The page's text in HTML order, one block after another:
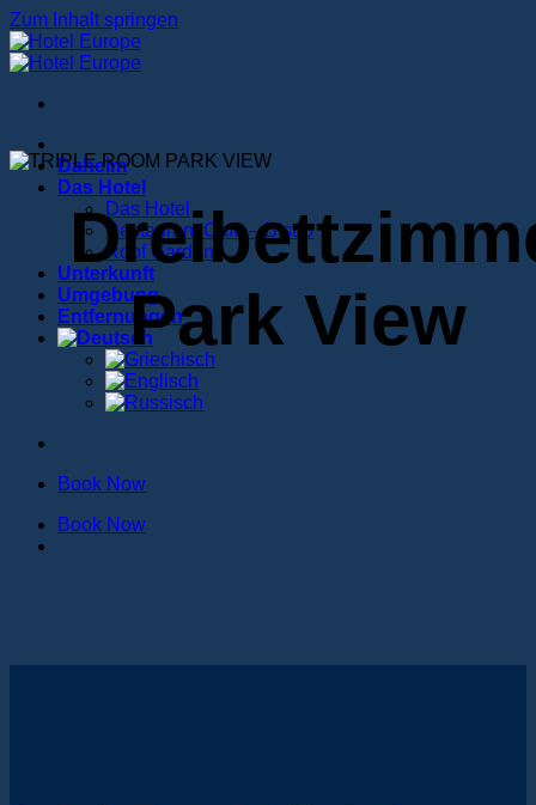
Zum Inhalt springen
Daheim
Das Hotel
Das Hotel
Restaurant Cafe – Bistro
Roof Garden
Unterkunft
Umgebung
Entfernungen
Book Now
Book Now
Park View